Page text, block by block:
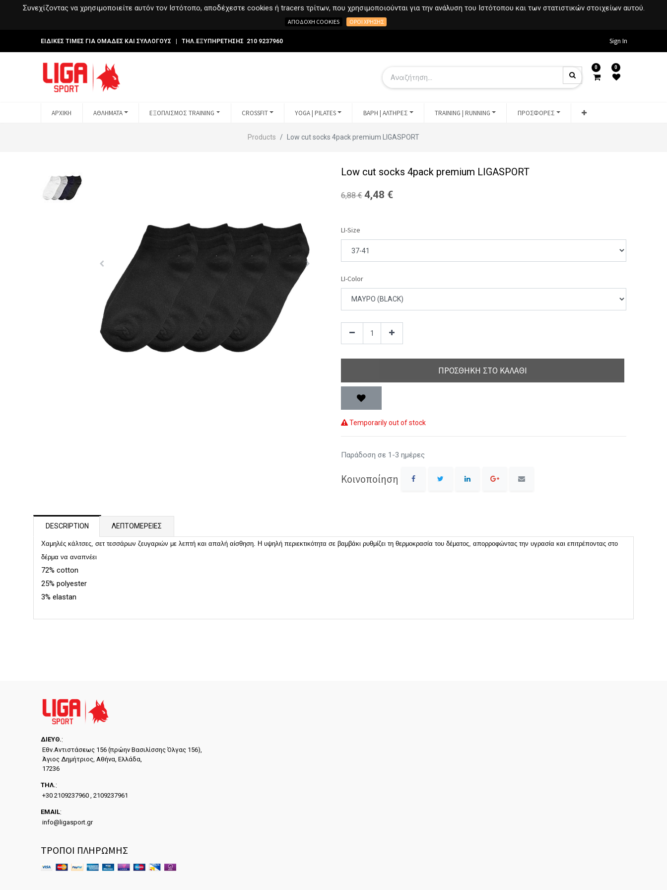
Συνεχίζοντας να χρησιμοποιείτε αυτόν τον Ιστότοπο, αποδέχεστε cookies ή tracers τρίτων, που χρησιμοποιούνται για την ανάλυση του Ιστότοπου και των στατιστικών στοιχείων αυτού.
ΑΠΟΔΟΧΉ COOKIES ΌΡΟΙ ΧΡΉΣΗΣ
ΕΙΔΙΚΕΣ ΤΙΜΕΣ ΓΙΑ ΟΜΑΔΕΣ ΚΑΙ ΣΥΛΛΟΓΟΥΣ | ΤΗΛ.ΕΞΥΠΗΡΕΤΗΣΗΣ 210 9237960 Sign In
0 0
ΑΡΧΙΚΗ ΑΘΛΗΜΑΤΑ ΕΞΟΠΛΙΣΜΟΣ TRAINING CROSSFIT YOGA | PILATES ΒΑΡΗ | ΑΛΤΗΡΕΣ TRAINING | RUNNING ΠΡΟΣΦΟΡΕΣ
Products Low cut socks 4pack premium LIGASPORT
Low cut socks 4pack premium LIGASPORT
6,88€ 4,48 €
LI-Size
LI-Color
ΠΡΟΣΘΉΚΗ ΣΤΟ ΚΑΛΆΘΙ
Temporarily out of stock
Παράδοση σε 1-3 ημέρες
Κοινοποίηση
DESCRIPTION ΛΕΠΤΟΜΕΡΕΙΕΣ
Χαμηλές κάλτσες, σετ τεσσάρων ζευγαριών με λεπτή και απαλή αίσθηση. Η υψηλή περιεκτικότητα σε βαμβάκι ρυθμίζει τη θερμοκρασία του δέματος, απορροφώντας την υγρασία και επιτρέποντας στο
δέρμα να αναπνέει
72% cotton
25% polyester
3% elastan
ΔΙΕYΘ.:
Εθν.Αντιστάσεως 156 (πρώην Βασιλίσσης Όλγας 156),
Άγιος Δημήτριος, Αθήνα, Ελλάδα,
17236
ΤΗΛ.:
+30 2109237960 , 2109237961
EMAIL:
info@ligasport.gr
ΤΡΟΠΟΙ ΠΛΗΡΩΜΗΣ